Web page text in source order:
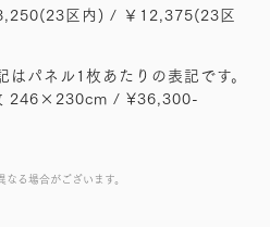
る場合がございます。
区内) / ￥12,375(23区
はパネル1枚あたりの表記です。
246×230cm / ¥36,300-